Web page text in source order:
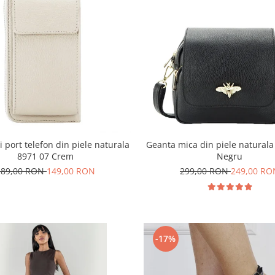
port telefon din piele naturala
8971 07 Crem
RON149,00 RON
Geanta mica din piele naturala
Negru
299,00 RON249,00
-17%